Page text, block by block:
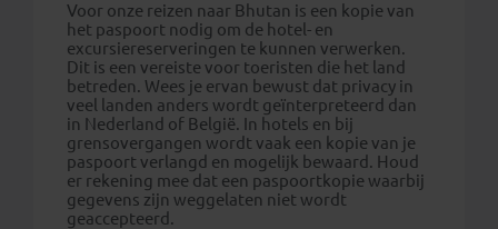
Voor onze reizen naar Bhutan is een kopie van
het paspoort nodig om de hotel- en
excursiereserveringen te kunnen verwerken.
Dit is een vereiste voor toeristen die het land
betreden. Wees je ervan bewust dat privacy in
veel landen anders wordt geïnterpreteerd dan
in Nederland of België. In hotels en bij
grensovergangen wordt vaak een kopie van je
paspoort verlangd en mogelijk bewaard. Houd
er rekening mee dat een paspoortkopie waarbij
gegevens zijn weggelaten niet wordt
geaccepteerd.